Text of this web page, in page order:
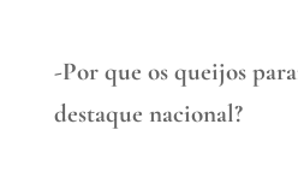
-Por que os queijos
destaque nacional?